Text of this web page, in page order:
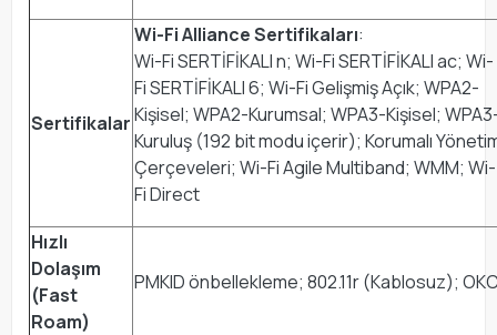
Sertifikalar
Wi-Fi Alliance Sertifikaları:
Wi-Fi SERTİFİKALI n; Wi-Fi SERTİFİKALI ac; Wi-
Fi SERTİFİKALI 6; Wi-Fi Gelişmiş Açık; WPA2-
Kişisel; WPA2-Kurumsal; WPA3-Kişisel;
Kuruluş (192 bit modu içerir); Korumalı
Çerçeveleri; Wi-Fi Agile Multiband; WMM; Wi-
Fi Direct
Hızlı
Dolaşım
(Fast
Roam)
PMKID önbellekleme; 802.11r (Kablosuz);